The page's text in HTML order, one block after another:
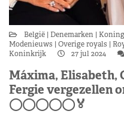
België Denemarken
Modenieuws
Overige royals
Koninkrijk
27 jul 2024
Máxima, Elisabeth,
Fergie vergezellen
◯‍◯‍◯‍◯‍◯🏅